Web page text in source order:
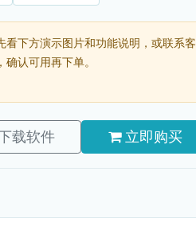
下方演示图片和功能说明，或联系客
认可用再下单。
载软件 立即购买